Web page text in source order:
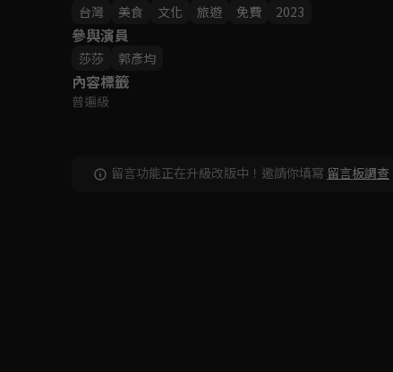
台灣
美食 文化 旅遊 免費 2023
參與演員
莎莎 郭彥均
內容標籤
普遍級
留言功能正在升級改版中！邀請你填寫 留言板調查